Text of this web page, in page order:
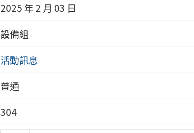
2025 年 2 月 03 日
設備組
活動訊息
普通
304